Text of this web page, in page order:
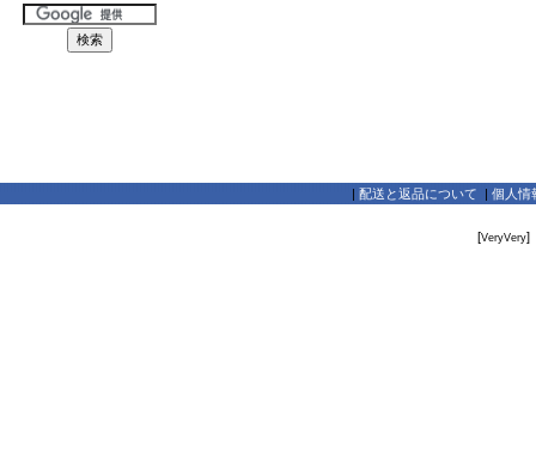
| 配送と返品について | 個人情
[VeryVery]